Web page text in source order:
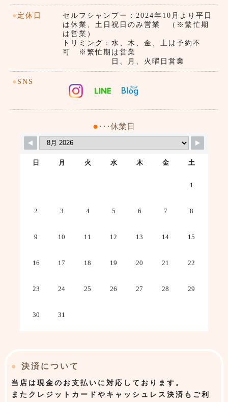
● 定休日
セルフシャンプー：2024年10月より平日
は休業、土日祝日のみ営業 （※繁忙期
は営業）
トリミング：水、木、金、土は予約不
可 ※繁忙期は営業
日、月、火曜日営業
● SNS
● ･･･休業日
日 月 火 水 木 金 土
1
2 3 4 5 6 7 8
9 10 11 12 13 14 15
16 17 18 19 20 21 22
23 24 25 26 27 28 29
30 31
● 決済について
当店は 現金のお支払いに対応しております。
またクレジットカードやキャッシュレス決済もご利